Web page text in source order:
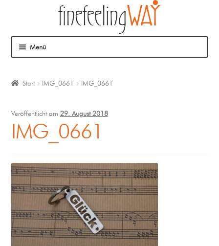
Menü
Coaching
Start IMG_0661 IMG_0661
Veröffentlicht am 29. August 2018
IMG_0661